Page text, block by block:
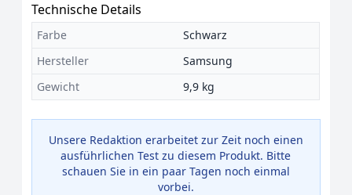
Technische Details
Farbe
Schwarz
Hersteller
Samsung
Gewicht
9,9 kg
Unsere Redaktion erarbeitet zur Zeit noch einen
ausführlichen Test zu diesem Produkt. Bitte
schauen Sie in ein paar Tagen noch einmal
vorbei.